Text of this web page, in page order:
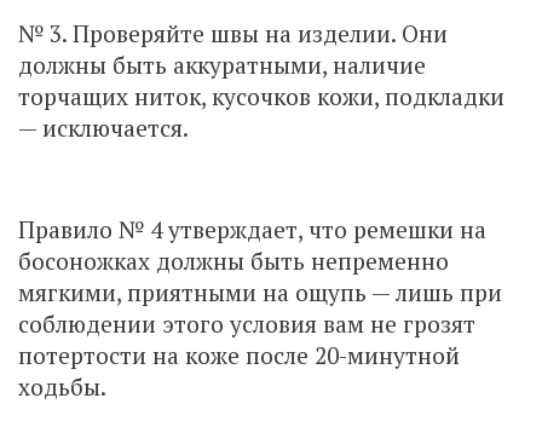
№ 3. Проверяйте швы на изделии. Они
должны быть аккуратными, наличие
торчащих ниток, кусочков кожи, подкладки
— исключается.
Правило № 4 утверждает, что ремешки на
босоножках должны быть непременно
мягкими, приятными на ощупь — лишь при
соблюдении этого условия вам не грозят
потертости на коже после 20-минутной
ходьбы.